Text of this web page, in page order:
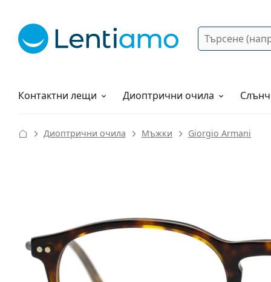
Търсене
Контактни лещи
Разтвори Диоптрични очила
Как да поръчам?
Диоптрични очила Мъжки Giorgio Armani